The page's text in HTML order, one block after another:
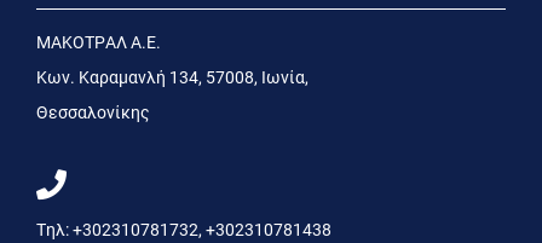
MΑΚΟΤΡΑΛ Α.Ε.
Kων. Kαραμανλή 134, 57008, Ιωνία,
Θεσσαλονίκης
Τηλ:+302310781732, +302310781438